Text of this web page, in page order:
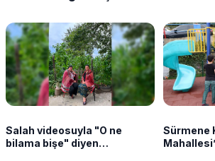
Salah videosuyla "O ne
bilama bişe" diyen
Sürmene